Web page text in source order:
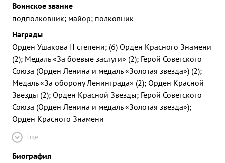
Воинское звание
подполковник; майор; полковник
Награды
Орден Ушакова II степени; (6) Орден Красного Знамени
(2); Медаль «За боевые заслуги» (2); Герой Советского
Союза (Орден Ленина и медаль «Золотая звезда») (2);
Медаль «За оборону Ленинграда» (2); Орден Красной
Звезды (2); Орден Красной Звезды; Герой Советского
Союза (Орден Ленина и медаль «Золотая звезда»);
Орден Красного Знамени
Ещё
Биография